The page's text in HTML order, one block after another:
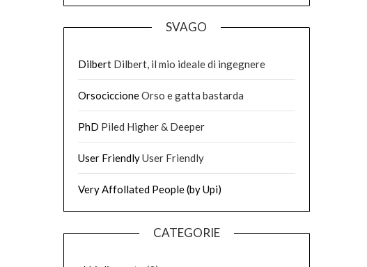
SVAGO
DilbertDilbert, il mio ideale di ingegnere
OrsociccioneOrso e gatta bastarda
PhD Piled Higher & Deeper
User FriendlyUser Friendly
Very Affollated People (by Upi)
CATEGORIE